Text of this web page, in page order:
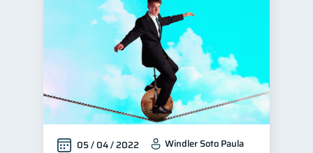
05 / 04 / 2022 Windler Soto Paula